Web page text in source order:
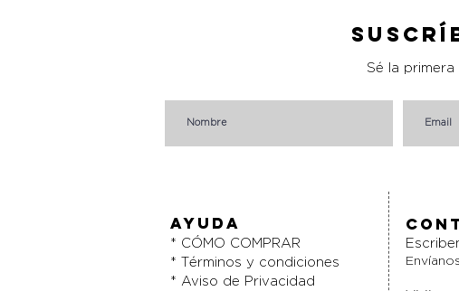
Sé la
AYUDA
* CÓMO COMPRAR
* Términos y condiciones
* Aviso de Privacidad